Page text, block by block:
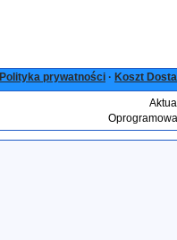
Polityka prywatności · Koszt